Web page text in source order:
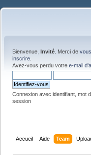
Bienvenue, Invité . Merci de
inscrire
Avez-vous perdu votre e-mail
Connexion avec identifiant, mot
session
Accueil Aide Team